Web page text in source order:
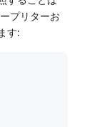
プリターお
す: